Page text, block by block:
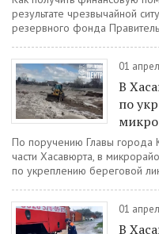
результате чрезвычайной
резервного фонда
01
В
по
По поручению Главы города
части Хасавюрта, в
по укреплению береговой
01
В